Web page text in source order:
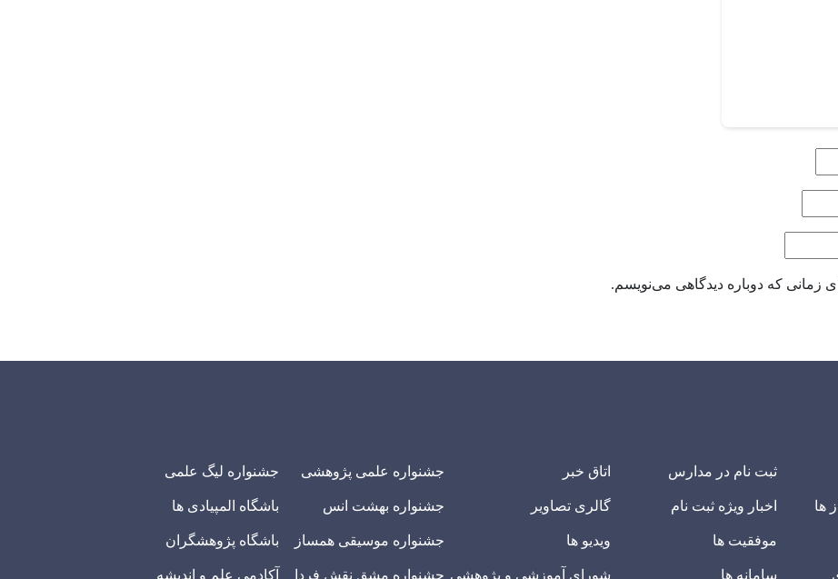
زمانی که دوباره دیدگاهی می‌نویسم.
ها
ثبت نام در مدارس
اخبار ویژه ثبت نام
موفقیت ها
سامانه ها
اتاق خبر
گالری تصاویر
ویدیو ها
شورای آموزشی و پژوهشی
جشنواره علمی پژوهشی
جشنواره بهشت انس
جشنواره موسیقی همساز
جشنواره مشق نقش فردا
جشنواره لیگ علمی
باشگاه المپیادی ها
باشگاه پژوهشگران
آکادمی علم و اندیشه